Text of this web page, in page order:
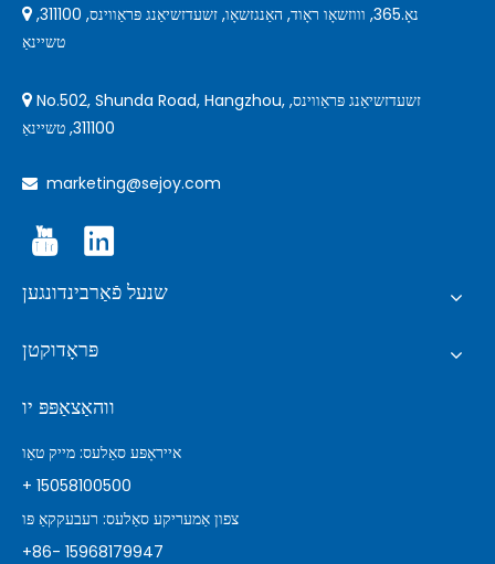

טשיינאַ
 No.502, Shunda Road, Hangzhou, זשעדזשיאַנג פּראַווינס,
311100, טשיינאַ
 marketing@sejoy.com
שנעל פֿאַרבינדונגען
פּראָדוקטן
ווהאַצאַפּפּ יו
+ 15058100500
+86- 15968179947